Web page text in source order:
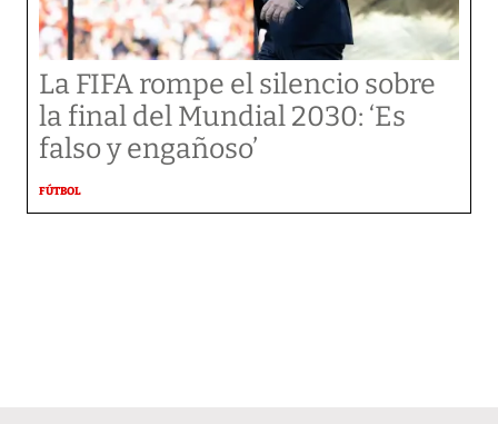
La FIFA rompe el silencio sobre
la final del Mundial 2030: ‘Es
falso y engañoso’
FÚTBOL